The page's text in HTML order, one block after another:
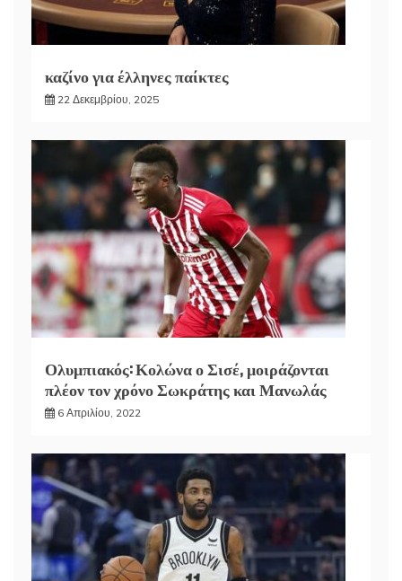
καζίνο για έλληνες παίκτες
22 Δεκεμβρίου, 2025
Ολυμπιακός: Κολώνα ο Σισέ, μοιράζονται
πλέον τον χρόνο Σωκράτης και Μανωλάς
6 Απριλίου, 2022